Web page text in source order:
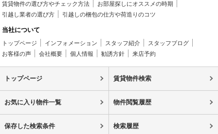
賃貸物件の選び方やチェック方法
お部屋探しにオススメの時期
引越し業者の選び方
引越しの梱包の仕方や荷造りのコツ
当社について
トップページ インフォメーション スタッフ紹介
スタッフブログ
お客様の声
会社概要 個人情報 勧誘方針 来店予約
トップページ 賃貸物件検索
お気に入り物件一覧 物件閲覧履歴
保存した検索条件 検索履歴